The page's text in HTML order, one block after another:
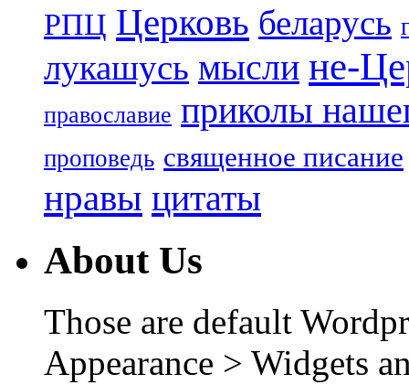
РПЦ Церковь беларусь
лукашусь мысли не-
православие приколы
проповедь священное писание
нравы цитаты
About Us
Those are default
Appearance > Widgets